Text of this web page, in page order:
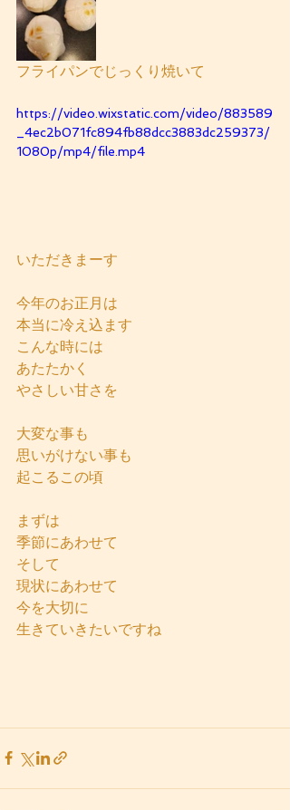
フライパンでじっくり焼いて
https://video.wixstatic.com/video/883589
_4ec2b071fc894fb88dcc3883dc259373/
1080p/mp4/file.mp4
いただきまーす
今年のお正月は
本当に冷え込ます
こんな時には
あたたかく
やさしい甘さを
大変な事も
思いがけない事も
起こるこの頃
まずは
季節にあわせて
そして
現状にあわせて
今を大切に
生きていきたいですね